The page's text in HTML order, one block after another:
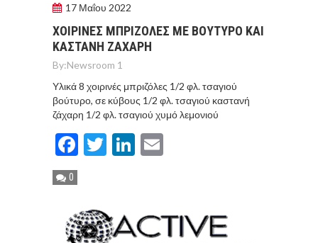
17 Μαΐου 2022
ΧΟΙΡΙΝΕΣ ΜΠΡΙΖΟΛΕΣ ΜΕ ΒΟΥΤΥΡΟ ΚΑΙ
ΚΑΣΤΑΝΗ ΖΑΧΑΡΗ
By:Newsroom 1
Υλικά 8 χοιρινές μπριζόλες 1/2 φλ. τσαγιού
βούτυρο, σε κύβους 1/2 φλ. τσαγιού καστανή
ζάχαρη 1/2 φλ. τσαγιού χυμό λεμονιού
Facebook
TwitterLinkedIn
0